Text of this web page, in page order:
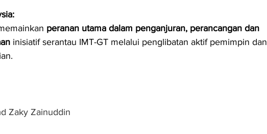
peranan utama dalam penganjuran, perancangan dan
inisiatif serantau IMT-GT melalui penglibatan aktif pemimpin dan
Zaky Zainuddin